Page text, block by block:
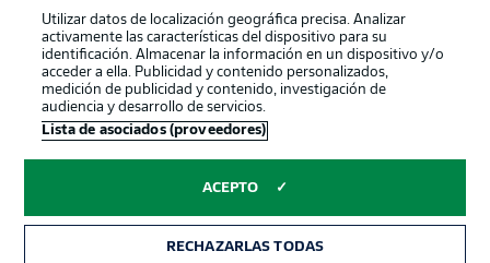
© 2026 Bundesliga-Gruppe GmbH
Utilizar datos de localización geográfica precisa. Analizar
activamente las características del dispositivo para su
identificación. Almacenar la información en un dispositivo y/o
acceder a ella. Publicidad y contenido personalizados,
medición de publicidad y contenido, investigación de
audiencia y desarrollo de servicios.
Lista de asociados (proveedores)
ACEPTO
RECHAZARLAS TODAS